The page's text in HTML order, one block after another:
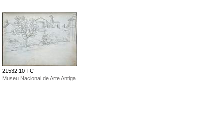
21532.10 TC
Museu Nacional de Arte Antiga